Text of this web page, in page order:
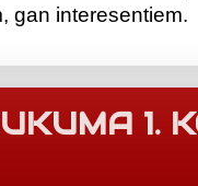
gan interesentiem.
1.